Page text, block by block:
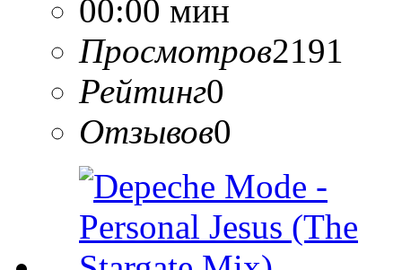
00:00 мин
Просмотров2191
Рейтинг0
Отзывов0